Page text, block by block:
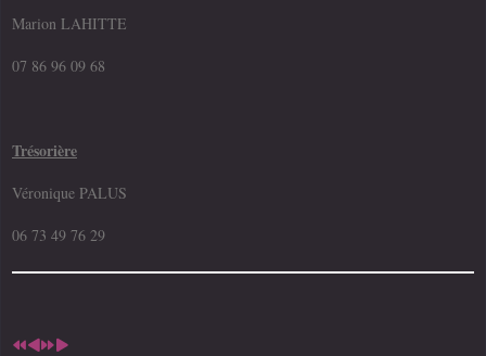
Marion LAHITTE
07 86 96 09 68
Trésorière
Véronique PALUS
06 73 49 76 29